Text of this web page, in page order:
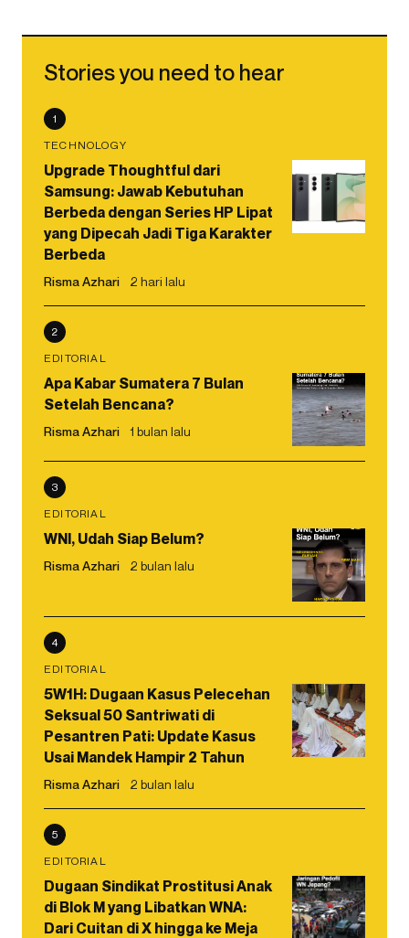
Stories you need to hear
1
TECHNOLOGY
Upgrade Thoughtful dari
Samsung: Jawab Kebutuhan
Berbeda dengan Series HP Lipat
yang Dipecah Jadi Tiga Karakter
Berbeda
Risma Azhari 2 hari lalu
2
EDITORIAL
Apa Kabar Sumatera 7 Bulan
Setelah Bencana?
Risma Azhari 1 bulan lalu
3
EDITORIAL
WNI, Udah Siap Belum?
Risma Azhari 2 bulan lalu
4
EDITORIAL
5W1H: Dugaan Kasus Pelecehan
Seksual 50 Santriwati di
Pesantren Pati: Update Kasus
Usai Mandek Hampir 2 Tahun
Risma Azhari 2 bulan lalu
5
EDITORIAL
Dugaan Sindikat Prostitusi Anak
di Blok M yang Libatkan WNA:
Dari Cuitan di X hingga ke Meja